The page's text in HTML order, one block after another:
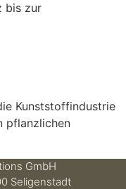
bis zur
Kunststoffindustrie
pflanzlichen
GmbH
Seligenstadt